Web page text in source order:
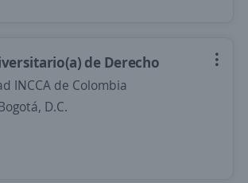
de Derecho
INCCA de Colombia
D.C.